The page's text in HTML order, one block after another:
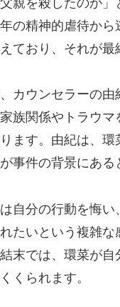
の精神的虐待か
ており、それが最
カウンセラーの由
族関係やトラウ
ます。由紀は、
事件の背景にある
自分の行動を悔
たいという複雑
末では、環菜が
くられます。